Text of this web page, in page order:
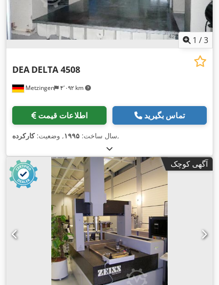
1 /3
Metzingen ۴٬۰۹۲ km
DEA DELTA 4508
اطلاعات قیمت تماس بگیرید
سال ساخت: ۱۹۹۵, وضعیت:کارکرده ,
آگهی کوچک